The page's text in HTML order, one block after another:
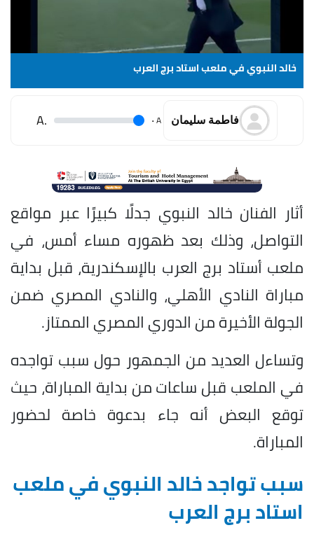
خالد النبوي في ملعب استاد برج العرب
فاطمة سليمان A
.
.A
أثار الفنان خالد النبوي جدلًا كبيرًا عبر مواقع
التواصل، وذلك بعد ظهوره مساء أمس، في
ملعب أستاد برج العرب بالإسكندرية، قبل بداية
مباراة النادي الأهلي، والنادي المصري ضمن
الجولة الأخيرة من الدوري المصري الممتاز.
وتساءل العديد من الجمهور حول سبب تواجده
في الملعب قبل ساعات من بداية المباراة، حيث
توقع البعض أنه جاء بدعوة خاصة لحضور
المباراة.
سبب تواجد خالد النبوي في ملعب
استاد برج العرب